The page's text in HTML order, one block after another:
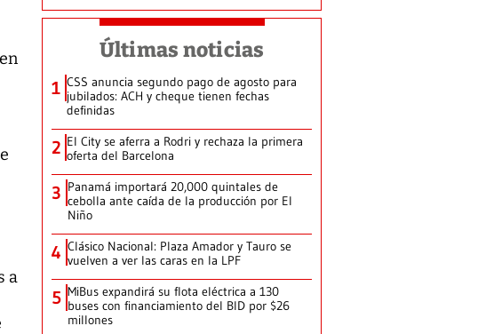
a
Últimas noticias
1 CSS anuncia segundo pago de agosto para
jubilados: ACH y cheque tienen fechas
definidas
2 El City se aferra a Rodri y rechaza la primera
oferta del Barcelona
3 Panamá importará 20,000 quintales de
cebolla ante caída de la producción por El
Niño
4 Clásico Nacional: Plaza Amador y Tauro se
vuelven a ver las caras en la LPF
5 MiBus expandirá su flota eléctrica a 130
buses con financiamiento del BID por $26
millones